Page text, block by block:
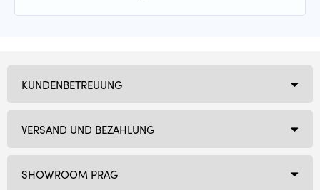
SHOWROOM PRAG
KUNDENBETREUUNG
VERSAND UND BEZAHLUNG